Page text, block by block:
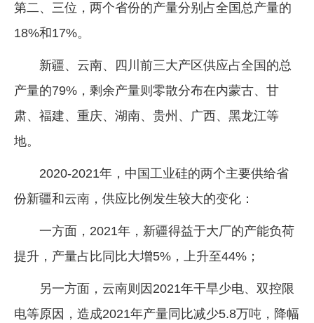
第二、三位，两个省份的产量分别占全国总产量的
18%和17%。
新疆、云南、四川前三大产区供应占全国的总
产量的79%，剩余产量则零散分布在内蒙古、甘
肃、福建、重庆、湖南、贵州、广西、黑龙江等
地。
2020-2021年，中国工业硅的两个主要供给省
份新疆和云南，供应比例发生较大的变化：
一方面，2021年，新疆得益于大厂的产能负荷
提升，产量占比同比大增5%，上升至44%；
另一方面，云南则因2021年干旱少电、双控限
电等原因，造成2021年产量同比减少5.8万吨，降幅